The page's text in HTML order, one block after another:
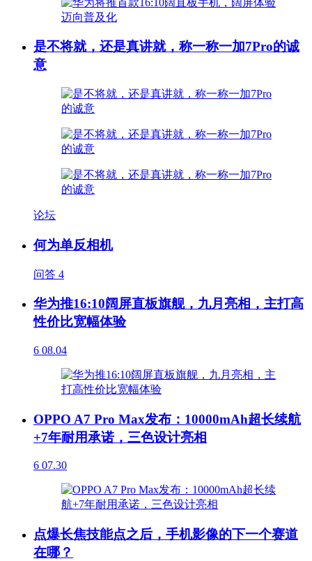
是不将就，还是真讲就，称一称一加7Pro的诚
意
论坛
何为单反相机
问答 4
华为推16:10阔屏直板旗舰，九月亮相，主打高
性价比宽幅体验
6 08.04
OPPO A7 Pro Max发布：10000mAh超长续航
+7年耐用承诺，三色设计亮相
6 07.30
点爆长焦技能点之后，手机影像的下一个赛道
在哪？